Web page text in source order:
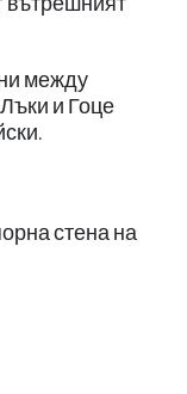
между
и Гоце
стена на